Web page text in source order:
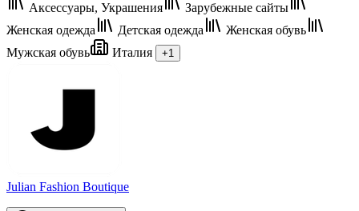
Аксессуары, Украшения
Зарубежные сайты
Женская одежда
Детская одежда
Женская обувь
Мужская обувь
Италия +1
Julian Fashion Boutique